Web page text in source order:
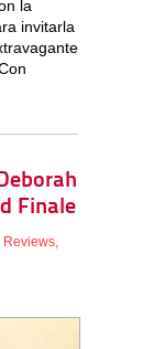
la
invitarla
Finale
Reviews,